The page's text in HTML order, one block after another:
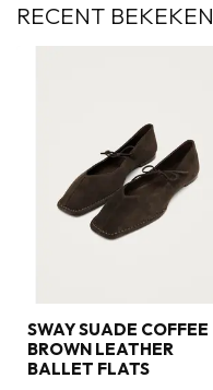
RECENT BEKEKEN
SWAY SUADE COFFEE
BROWN LEATHER
BALLET FLATS